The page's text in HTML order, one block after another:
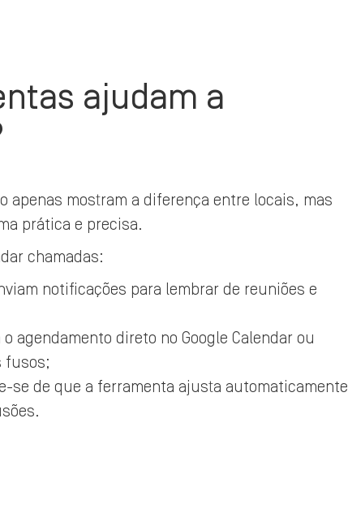
ajudam a
apenas mostram a diferença entre locais, mas
prática e precisa.
chamadas:
notificações para lembrar de reuniões e
agendamento direto no Google Calendar ou
fusos;
se de que a ferramenta ajusta automaticamente